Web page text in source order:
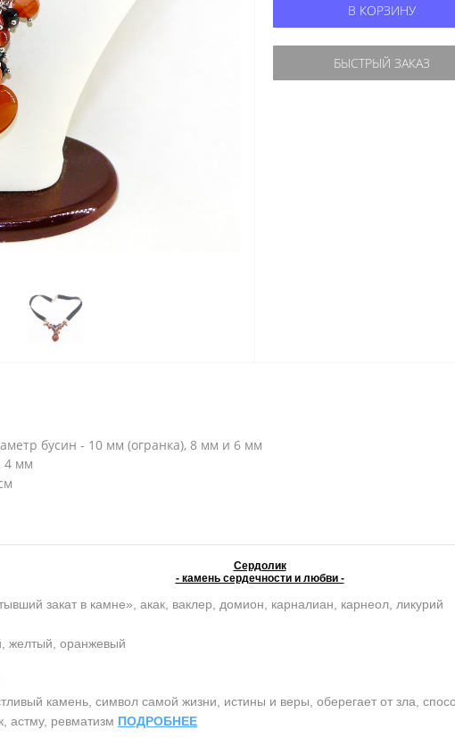
В КОРЗИНУ
БЫСТРЫЙ ЗАКАЗ
бусин - 10 мм (огранка), 8 мм и 6 мм
4 мм
Сердолик
- камень сердечности и любви -
закат в камне», акак, ваклер, домион, карналиан, карнеол, ликурий
желтый, оранжевый
камень, символ самой жизни, истины и веры, оберегает от зла,
астму, ревматизм ПОДРОБНЕЕ